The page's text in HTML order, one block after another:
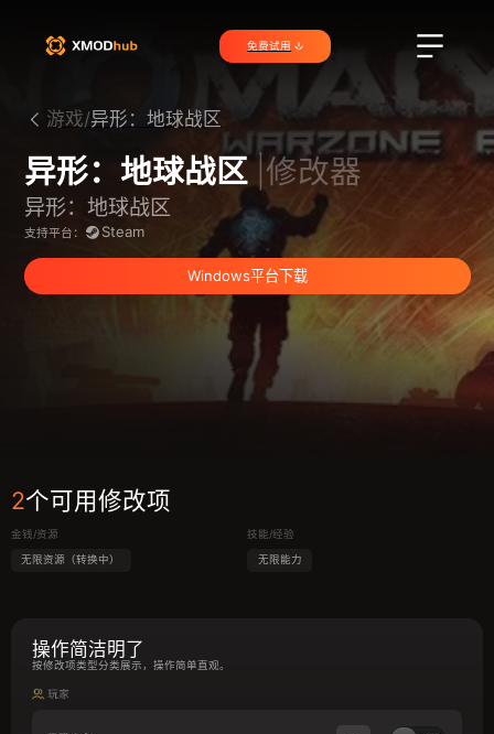
免费试用
游戏/异形：地球战区
异形：地球战区 |修改器
异形：地球战区
支持平台： Steam
Windows平台下载
2个可用修改项
金钱/资源
无限资源（转换中）
技能/经验
无限能力
操作简洁明了
按修改项类型分类展示，操作简单直观。